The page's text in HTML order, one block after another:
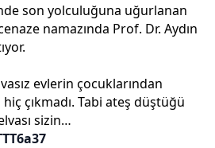
son yolculuğuna uğurlanan
namazında Prof. Dr. Aydın
evlerin çocuklarından
hiç çıkmadı. Tabi ateş düştüğü
sizin…